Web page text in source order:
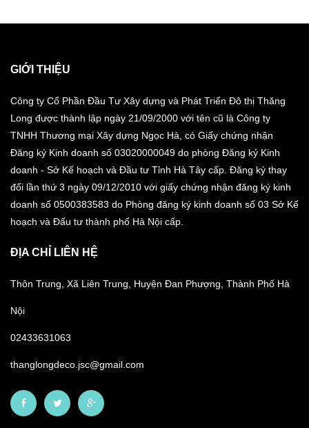
GIỚI THIỆU
Công ty Cổ Phần Đầu Tư Xây dựng và Phát Triển Đô thị Thăng
Long được thành lập ngày 21/09/2000 với tên cũ là Công ty
TNHH Thương mại Xây dựng Ngọc Hà, có Giấy chứng nhận
Đăng ký Kinh doanh số 03020000049 do phòng Đăng ký Kinh
doanh - Sở Kế hoạch và Đầu tư Tỉnh Hà Tây cấp. Đăng ký thay
đổi lần thứ 3 ngày 09/12/2010 với giấy chứng nhận đăng ký kinh
doanh số 0500383583 do Phòng đăng ký kinh doanh số 03 Sở Kế
hoạch và Đấu tư thành phố Hà Nội cấp.
ĐỊA CHỈ LIÊN HỆ
Thôn Trung, Xã Liên Trung, Huyện Đan Phượng, Thành Phố Hà
Nội
02433631063
thanglongdeco.jsc@gmail.com